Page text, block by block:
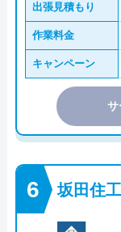
出張見積もり
作業料金
キャンペーン
サ
坂田住工